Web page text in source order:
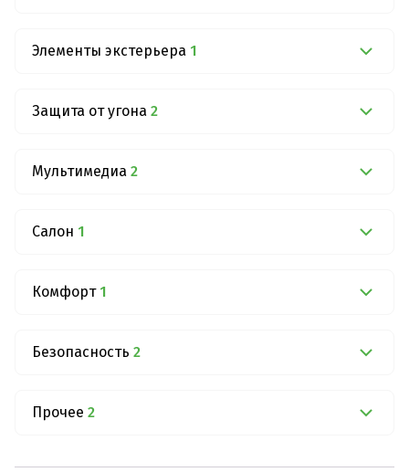
Элементы экстерьера 1
Защита от угона 2
Мультимедиа 2
Салон 1
Комфорт 1
Безопасность 2
Прочее 2